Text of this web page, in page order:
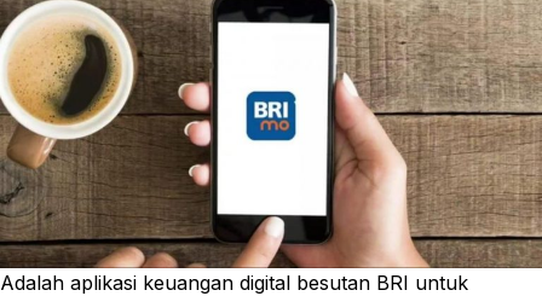
Adalah aplikasi keuangan digital besutan BRI untuk